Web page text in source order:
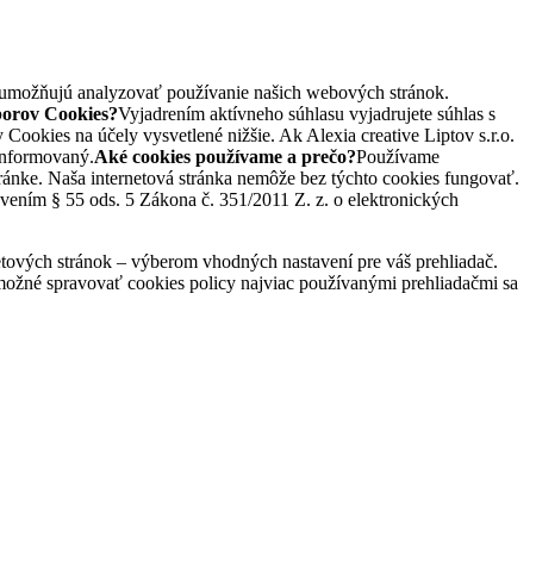
analyzovať používanie našich webových stránok.
Cookies?Vyjadrením aktívneho súhlasu vyjadrujete súhlas s
na účely vysvetlené nižšie. Ak Alexia creative Liptov s.r.o.
Aké cookies používame a prečo?Používame
Naša internetová stránka nemôže bez týchto cookies fungovať.
§ 55 ods. 5 Zákona č. 351/2011 Z. z. o elektronických
stránok – výberom vhodných nastavení pre váš prehliadač.
spravovať cookies policy najviac používanými prehliadačmi sa